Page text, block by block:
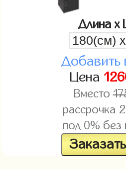
Длина x
Добавить
Цена
Вместо
рассрочка
под 0% без